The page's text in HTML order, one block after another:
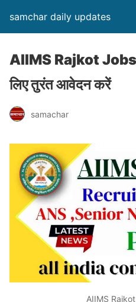
samchar daily updates
AIIMS Rajkot Jobs
लिए तुरंत आवेदन करें
samachar
AIIMS